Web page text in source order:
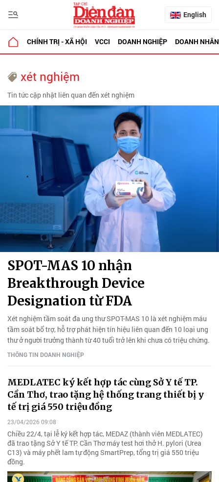
English
CHÍNH TRỊ - XÃ HỘI VCCI DOANH NGHIỆP DOANH NHÂN
xét nghiệm
Tin tức cập nhật liên quan đến xét nghiệm
SPOT-MAS 10 nhận
Breakthrough Device
Designation từ FDA
Xét nghiệm tầm soát đa ung thư SPOT-MAS 10 là xét nghiệm máu
tầm soát bổ trợ, hỗ trợ phát hiện tín hiệu liên quan đến 10 loại ung
thư ở người trưởng thành từ 40 tuổi trở lên khi chưa có triệu chứng.
THÔNG TIN DOANH NGHIỆP
MEDLATEC ký kết hợp tác cùng Sở Y tế TP.
Cần Thơ, trao tặng hệ thống trang thiết bị y
tế trị giá 550 triệu đồng
23/04/2026 09:08
Chiều 22/4, tại lễ ký kết hợp tác, MEDAZ (thành viên MEDLATEC)
đã trao tặng Sở Y tế TP. Cần Thơ máy test hơi thở H. pylori (Urea
C13) và máy phết lam tự động SmartPrep, tổng trị giá 550 triệu
đồng.